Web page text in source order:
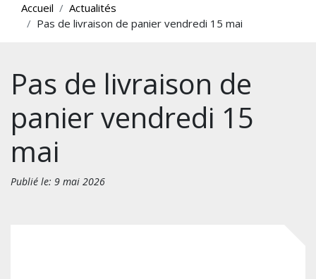
Accueil
Actualités
Pas de livraison de panier vendredi 15 mai
Pas de livraison de
panier vendredi 15
mai
Publié le: 9 mai 2026